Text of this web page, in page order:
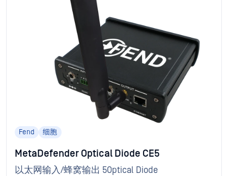
Fend 细胞
MetaDefender Optical Diode CE5
以太网输入/蜂窝输出 5Optical Diode